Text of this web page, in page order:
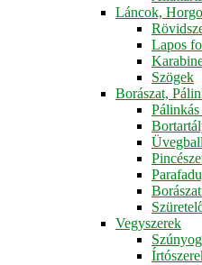
Láncok,
Lapos
Szögek
Borászat,
Vegyszerek